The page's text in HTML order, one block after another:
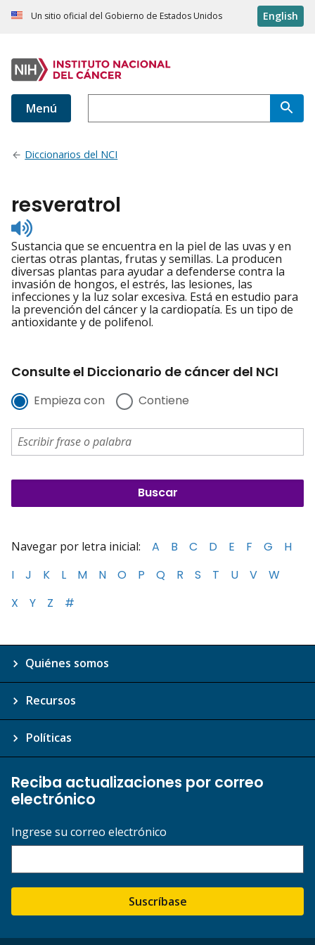
Un sitio oficial del Gobierno de Estados Unidos English
Menú
Diccionarios del NCI
resveratrol
Listen
to
pronunciation
Sustancia que se encuentra en la piel de las uvas y en
ciertas otras plantas, frutas y semillas. La producen
diversas plantas para ayudar a defenderse contra la
invasión de hongos, el estrés, las lesiones, las
infecciones y la luz solar excesiva. Está en estudio para
la prevención del cáncer y la cardiopatía. Es un tipo de
antioxidante y de polifenol.
Consulte el Diccionario de cáncer del NCI
Empieza con Contiene
Navegar por letra inicial: A B C D E F G
H
I
J K L M N O P Q R S T U V
W
X
Y Z #
Quiénes somos
Recursos
Políticas
Reciba actualizaciones por correo
electrónico
Ingrese su correo electrónico
Suscríbase